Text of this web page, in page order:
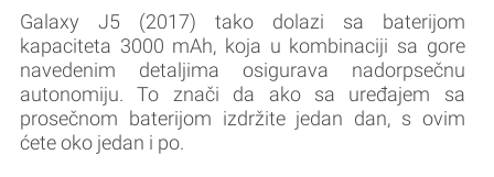
Galaxy J5 (2017) tako dolazi sa baterijom
kapaciteta 3000 mAh, koja u kombinaciji sa gore
navedenim detaljima osigurava nadorpsečnu
autonomiju. To znači da ako sa uređajem sa
prosečnom baterijom izdržite jedan dan, s ovim
ćete oko jedan i po.